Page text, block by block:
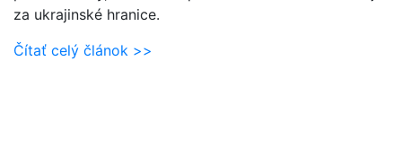
za ukrajinské hranice.
Čítať celý článok >>